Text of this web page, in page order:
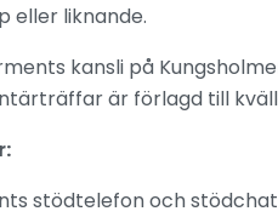
eller liknande.
kansli på
är förlagd till
stödtelefon och